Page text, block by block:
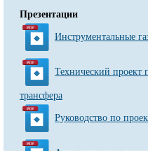
Презентации
Инструментальные
Технический проект
трансфера
Руководство по